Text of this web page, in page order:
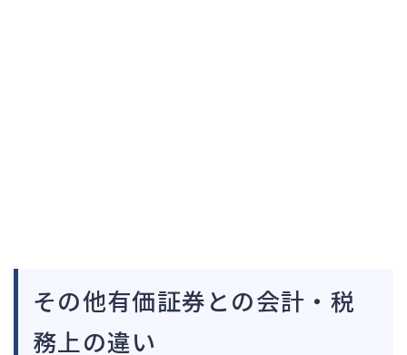
その他有価証券との会計・税
務上の違い